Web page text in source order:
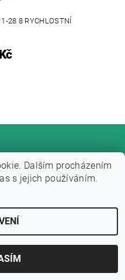
28 8 RYCHLOSTNÍ
Upravit nastavení cookies
Dalším procházením
s jejich používáním.